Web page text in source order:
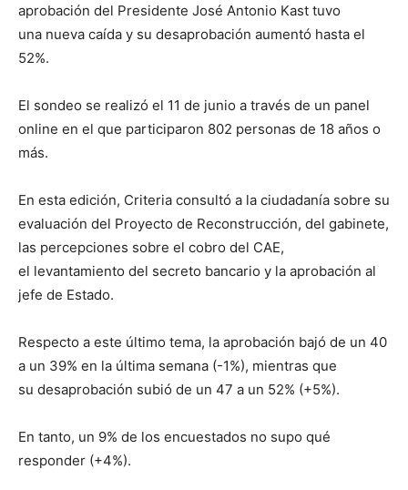
aprobación del Presidente José Antonio Kast tuvo
una nueva caída y su desaprobación aumentó hasta el
52%.
El sondeo se realizó el 11 de junio a través de un panel
online en el que participaron 802 personas de 18 años o
más.
En esta edición, Criteria consultó a la ciudadanía sobre su
evaluación del Proyecto de Reconstrucción, del gabinete,
las percepciones sobre el cobro del CAE,
el levantamiento del secreto bancario y la aprobación al
jefe de Estado.
Respecto a este último tema, la aprobación bajó de un 40
a un 39% en la última semana (-1%), mientras que
su desaprobación subió de un 47 a un 52% (+5%).
En tanto, un 9% de los encuestados no supo qué
responder (+4%).